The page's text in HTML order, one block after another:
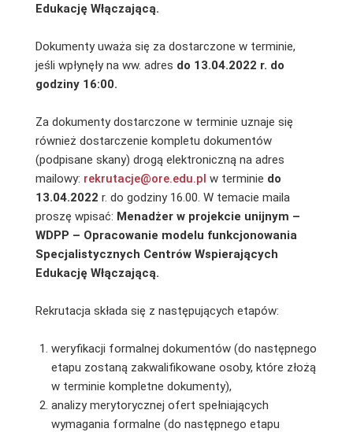
Edukację Włączającą.
Dokumenty uważa się za dostarczone w terminie,
jeśli wpłynęły na ww. adres do 13.04.2022 r. do
godziny 16:00.
Za dokumenty dostarczone w terminie uznaje się
również dostarczenie kompletu dokumentów
(podpisane skany) drogą elektroniczną na adres
mailowy: rekrutacje@ore.edu.pl w terminie do
13.04.2022 r. do godziny 16.00. W temacie maila
proszę wpisać: Menadżer w projekcie unijnym –
WDPP – Opracowanie modelu funkcjonowania
Specjalistycznych Centrów Wspierających
Edukację Włączającą.
Rekrutacja składa się z następujących etapów:
weryfikacji formalnej dokumentów (do następnego
etapu zostaną zakwalifikowane osoby, które złożą
w terminie kompletne dokumenty),
analizy merytorycznej ofert spełniających
wymagania formalne (do następnego etapu